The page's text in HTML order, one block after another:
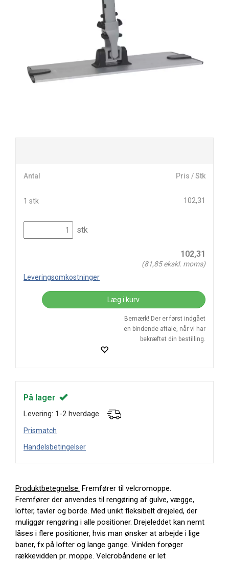
Antal Pris / Stk
1 stk 102,31
stk
102,31
(81,85ekskl. moms)
Leveringsomkostninger
Læg i kurv
Bemærk! Der er først indgået
en bindende aftale, når vi har
bekræftet din bestilling.
På lager
Levering: 1-2 hverdage
Prismatch
Handelsbetingelser
Produktbetegnelse: Fremfører til velcromoppe.
Fremfører der anvendes til rengøring af gulve, vægge,
lofter, tavler og borde. Med unikt fleksibelt drejeled, der
muliggør rengøring i alle positioner. Drejeleddet kan nemt
låses i flere positioner, hvis man ønsker at arbejde i lige
baner, fx på lofter og lange gange. Vinklen forøger
rækkevidden pr. moppe. Velcrobåndene er let